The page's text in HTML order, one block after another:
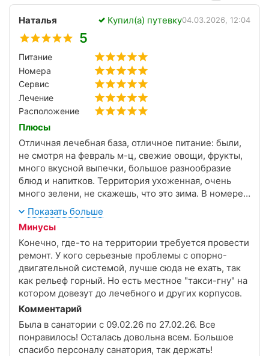
Наталья Купил(а) путевку04.03.2026, 12:04
5
Питание
Номера
Сервис
Лечение
Расположение
Плюсы
Отличная лечебная база, отличное питание: были,
не смотря на февраль м-ц, свежие овощи, фрукты,
много вкусной выпечки, большое разнообразие
блюд и напитков. Территория ухоженная, очень
много зелени, не скажешь, что это зима. В номере
тепло, уютно. Вода практически всегда была.
Показать больше
Минусы
Конечно, где-то на территории требуется провести
ремонт. У кого серьезные проблемы с опорно-
двигательной системой, лучше сюда не ехать, так
как рельеф горный. Но есть местное "такси-гну" на
котором довезут до лечебного и других корпусов.
Комментарий
Была в санатории с 09.02.26 по 27.02.26. Все
понравилось! Осталась довольна всем. Большое
спасибо персоналу санатория, так держать!